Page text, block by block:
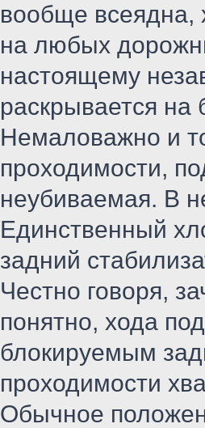
вообще всеядна,
на любых
настоящему
раскрывается на
Немаловажно и
проходимости,
неубиваемая. В
Единственный
задний
Честно говоря,
понятно, хода
блокируемым
проходимости
Обычное